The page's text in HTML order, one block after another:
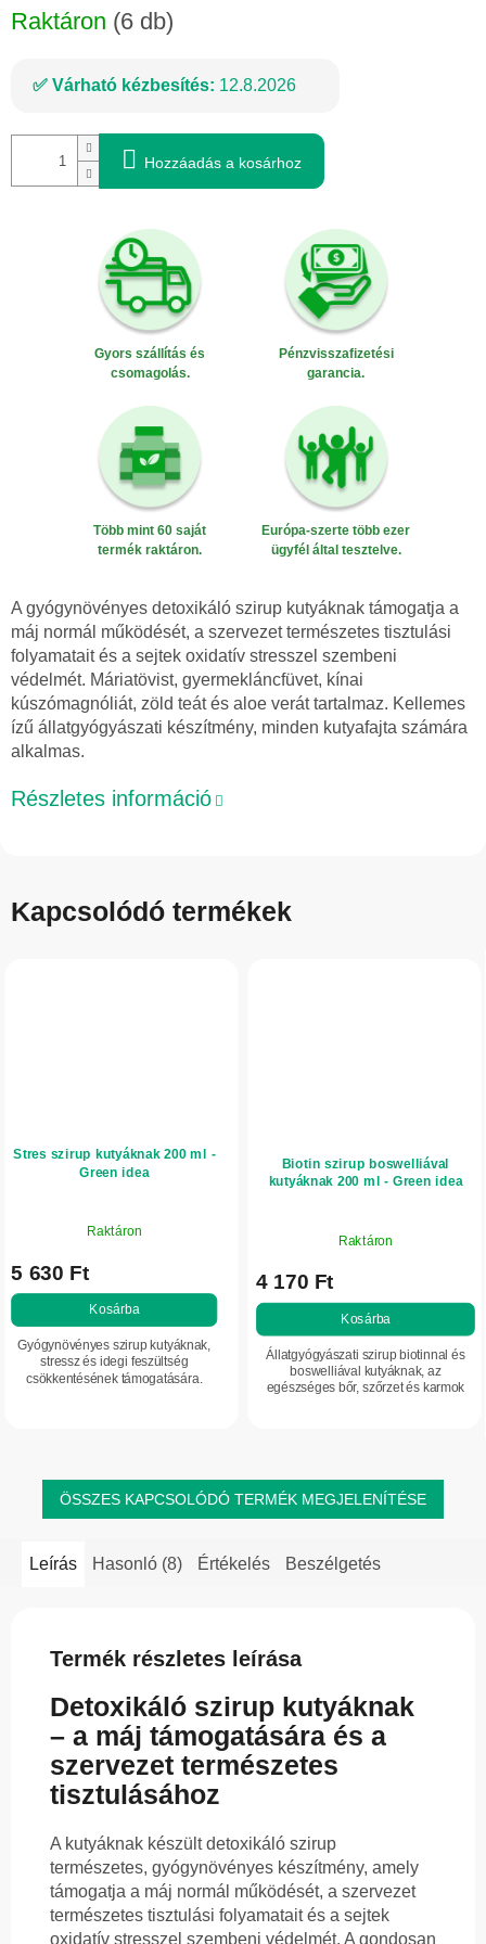
Raktáron (6 db)
Várható kézbesítés: 12.8.2026
Hozzáadás a kosárhoz
Gyors szállítás és
csomagolás.
Pénzvisszafizetési
garancia.
Több mint 60 saját
termék raktáron.
Európa-szerte több ezer
ügyfél által tesztelve.
A gyógynövényes detoxikáló szirup kutyáknak támogatja a
máj normál működését, a szervezet természetes tisztulási
folyamatait és a sejtek oxidatív stresszel szembeni
védelmét. Máriatövist, gyermekláncfüvet, kínai
kúszómagnóliát, zöld teát és aloe verát tartalmaz. Kellemes
ízű állatgyógyászati készítmény, minden kutyafajta számára
alkalmas.
Részletes információ
Kapcsolódó termékek
Stres szirup kutyáknak 200 ml -
Green idea
Raktáron
5 630 Ft
Kosárba
Gyógynövényes szirup kutyáknak,
stressz és idegi feszültség
csökkentésének támogatására.
Biotin szirup boswelliával
kutyáknak 200 ml - Green idea
Raktáron
4 170 Ft
Kosárba
Állatgyógyászati szirup biotinnal és
boswelliával kutyáknak, az
egészséges bőr, szőrzet és karmok
ÖSSZES KAPCSOLÓDÓ TERMÉK MEGJELENÍTÉSE
Leírás Hasonló (8) Értékelés Beszélgetés
Termék részletes leírása
Detoxikáló szirup kutyáknak
– a máj támogatására és a
szervezet természetes
tisztulásához
A kutyáknak készült detoxikáló szirup
természetes, gyógynövényes készítmény, amely
támogatja a máj normál működését, a szervezet
természetes tisztulási folyamatait és a sejtek
oxidatív stresszel szembeni védelmét. A gondosan